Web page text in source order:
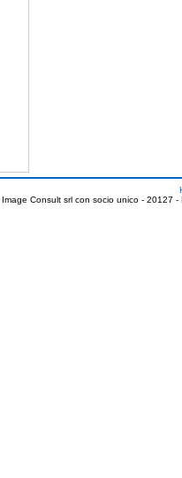
Image Consult srl con socio unico - 20127